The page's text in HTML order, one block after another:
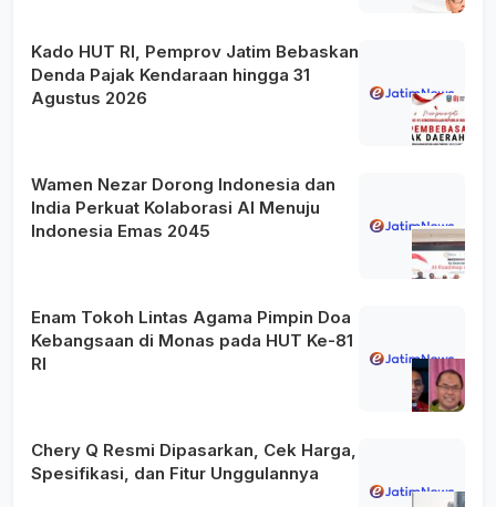
Kado HUT RI, Pemprov Jatim Bebaskan
Denda Pajak Kendaraan hingga 31
Agustus 2026
Wamen Nezar Dorong Indonesia dan
India Perkuat Kolaborasi AI Menuju
Indonesia Emas 2045
Enam Tokoh Lintas Agama Pimpin Doa
Kebangsaan di Monas pada HUT Ke-81
RI
Chery Q Resmi Dipasarkan, Cek Harga,
Spesifikasi, dan Fitur Unggulannya